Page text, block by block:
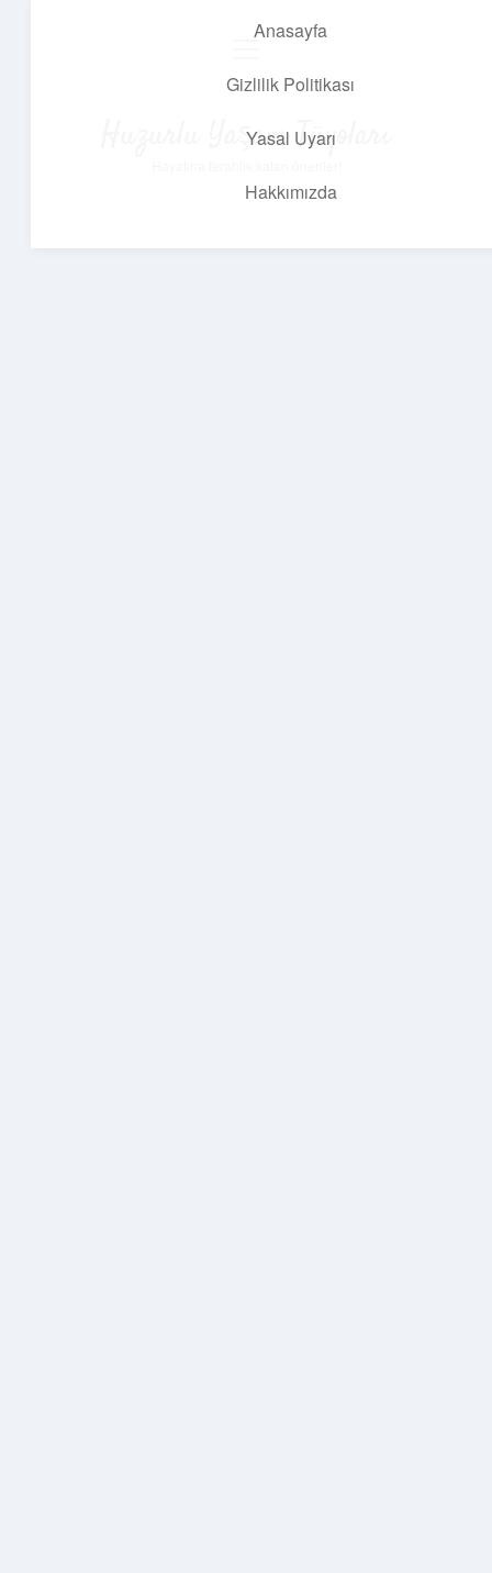
Anasayfa
Gizlilik Politikası
Yasal Uyarı
Hakkımızda
Huzurlu Yaşam Tüyoları